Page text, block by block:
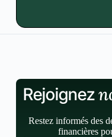
Rejoignez
Restez informés des
financières